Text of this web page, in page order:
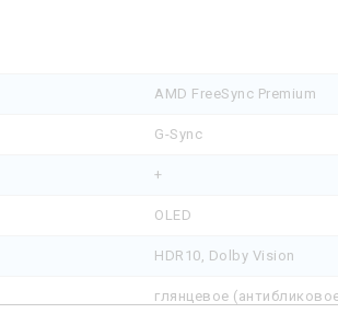
AMD FreeSync Premium
G-Sync
+
OLED
HDR10, Dolby Vision
глянцевое